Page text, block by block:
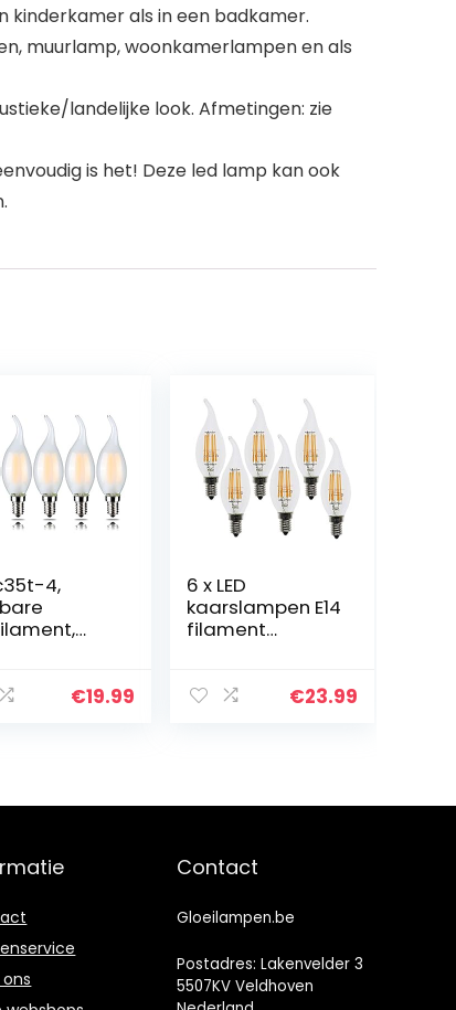
als in een badkamer.
muurlamp, woonkamerlampen en als
landelijke look. Afmetingen: zie
eenvoudig is het! Deze led lamp kan ook
4,
wit, 2700
€19.99
6 x LED
kaarslampen E14
filament
K, helder glas,
€23.99
Contact
Gloeilampen.be
Postadres: Lakenvelder 3
5507KV Veldhoven